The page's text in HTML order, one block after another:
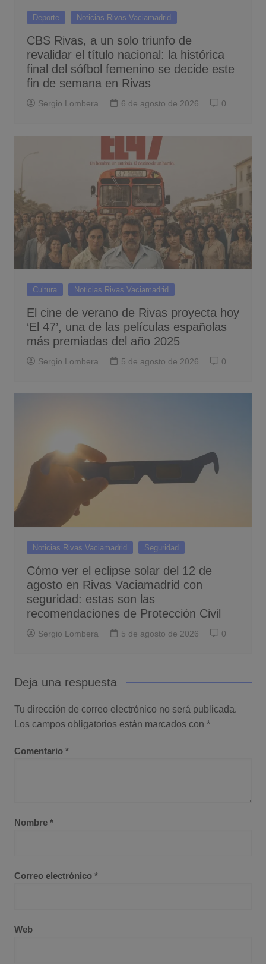
Deporte Noticias Rivas Vaciamadrid
CBS Rivas, a un solo triunfo de
revalidar el título nacional: la histórica
final del sófbol femenino se decide este
fin de semana en Rivas
Sergio Lombera 6 de agosto de 2026 0
Cultura Noticias Rivas Vaciamadrid
El cine de verano de Rivas proyecta hoy
‘El 47’, una de las películas españolas
más premiadas del año 2025
Sergio Lombera 5 de agosto de 2026 0
Noticias Rivas Vaciamadrid Seguridad
Cómo ver el eclipse solar del 12 de
agosto en Rivas Vaciamadrid con
seguridad: estas son las
recomendaciones de Protección Civil
Sergio Lombera 5 de agosto de 2026 0
Deja una respuesta
Tu dirección de correo electrónico no será publicada.
Los campos obligatorios están marcados con *
Comentario *
Nombre *
Correo electrónico *
Web